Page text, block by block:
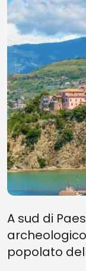
A sud di
popolato